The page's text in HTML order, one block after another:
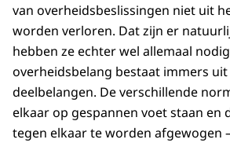
van overheidsbeslissingen niet uit
worden verloren. Dat zijn er
hebben ze echter wel allemaal
overheidsbelang bestaat immers uit
deelbelangen. De verschillende
elkaar op gespannen voet staan en
tegen elkaar te worden afgewogen